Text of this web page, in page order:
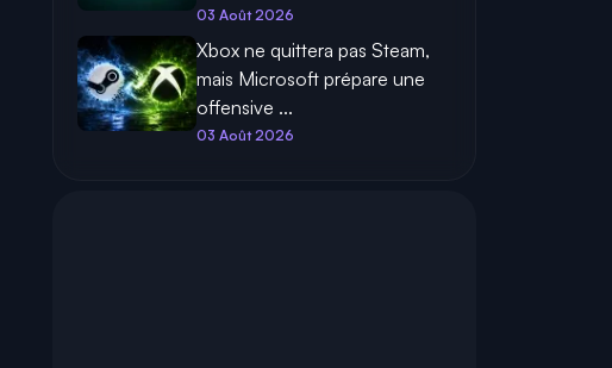
03 Août 2026
Xbox ne quittera pas Steam,
mais Microsoft prépare une
offensive ...
03 Août 2026